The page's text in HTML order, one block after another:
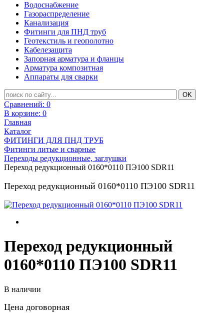
Водоснабжение
Газораспределение
Канализация
Фитинги для ПНД труб
Геотекстиль и геополотно
Кабелезащита
Запорная арматура и фланцы
Арматура композитная
Аппараты для сварки
Сравнений: 0
В корзине: 0
Главная
Каталог
ФИТИНГИ ДЛЯ ПНД ТРУБ
Фитинги литые и сварные
Переходы редукционные, заглушки
Переход редукционный 0160*0110 ПЭ100 SDR11
Переход редукционный 0160*0110 ПЭ100 SDR11
Переход редукционный
0160*0110 ПЭ100 SDR11
В наличии
Цена договорная